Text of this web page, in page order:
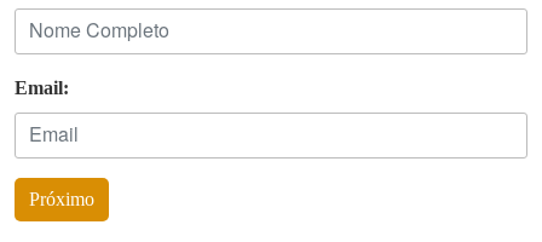
Email:
Próximo